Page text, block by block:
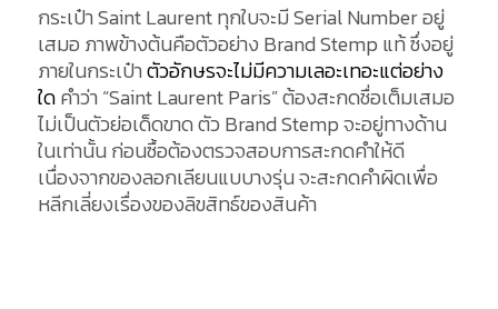
กระเป๋า Saint Laurent ทุกใบจะมี Serial Number อยู่
เสมอ ภาพข้างต้นคือตัวอย่าง Brand Stemp แท้ ซึ่งอยู่
ภายในกระเป๋าตัวอักษรจะไม่มีความเลอะเทอะแต่อย่าง
ใดคำว่า “Saint Laurent Paris” ต้องสะกดชื่อเต็มเสมอ
ไม่เป็นตัวย่อเด็ดขาด ตัว Brand Stemp จะอยู่ทางด้าน
ในเท่านั้น ก่อนซื้อต้องตรวจสอบการสะกดคำให้ดี
เนื่องจากของลอกเลียนแบบางรุ่น จะสะกดคำผิดเพื่อ
หลีกเลี่ยงเรื่องของลิขสิทธ์ของสินค้า